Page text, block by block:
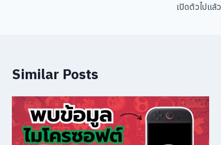
เปิดตัวไปแล้ว
Similar Posts